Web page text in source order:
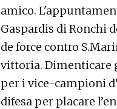
amico.
Gaspardis di Ronchi
de force contro
vittoria. Dimenticare
per i vice-campioni
difesa per placare